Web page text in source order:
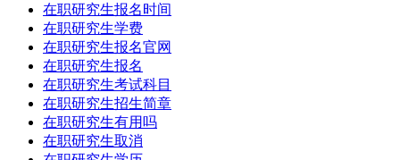
在职研究生报名时间
在职研究生学费
在职研究生报名官网
在职研究生报名
在职研究生考试科目
在职研究生招生简章
在职研究生有用吗
在职研究生取消